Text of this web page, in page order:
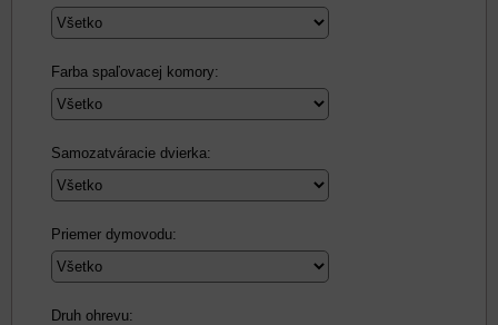
Farba spaľovacej komory:
Samozatváracie dvierka:
Priemer dymovodu:
Druh ohrevu: